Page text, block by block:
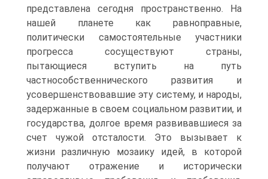
представлена сегодня пространственно. На
нашей планете как равноправные,
политически самостоятельные участники
прогресса сосуществуют страны,
пытающиеся вступить на путь
частнособственнического развития и
усовершенствовавшие эту систему, и народы,
задержанные в своем социальном развитии, и
государства, долгое время развивавшиеся за
счет чужой отсталости. Это вызывает к
жизни различную мозаику идей, в которой
получают отражение и исторически